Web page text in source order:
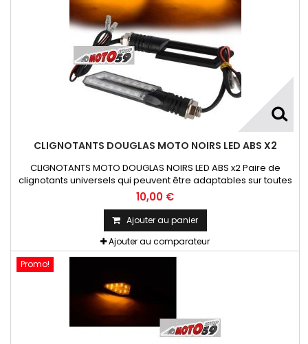
CLIGNOTANTS DOUGLAS MOTO NOIRS LED ABS X2
CLIGNOTANTS MOTO DOUGLAS NOIRS LED ABS x2 Paire de
clignotants universels qui peuvent être adaptables sur toutes
motos ou scooters
10,00 €
Ajouter au panier
Ajouter au comparateur
Promo!